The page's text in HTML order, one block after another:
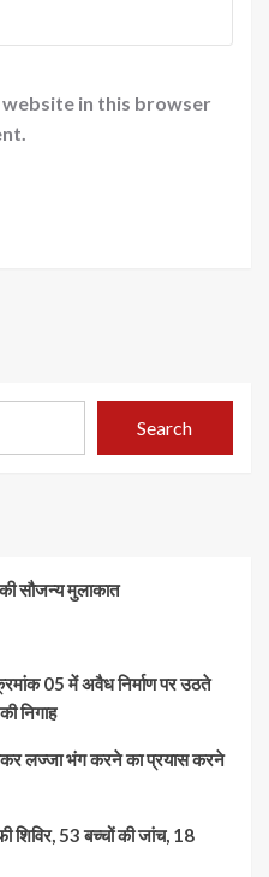
website in this browser
Search
सौजन्य मुलाकात
05 में अवैध निर्माण पर उठते
निगाह
लज्जा भंग करने का प्रयास करने
शिविर, 53 बच्चों की जांच, 18